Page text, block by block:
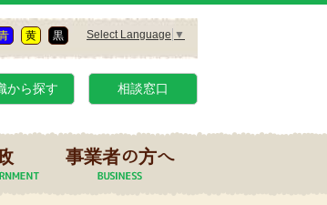
黄 黒 Select Language ▼
から探す 相談窓口
事業者の方へ